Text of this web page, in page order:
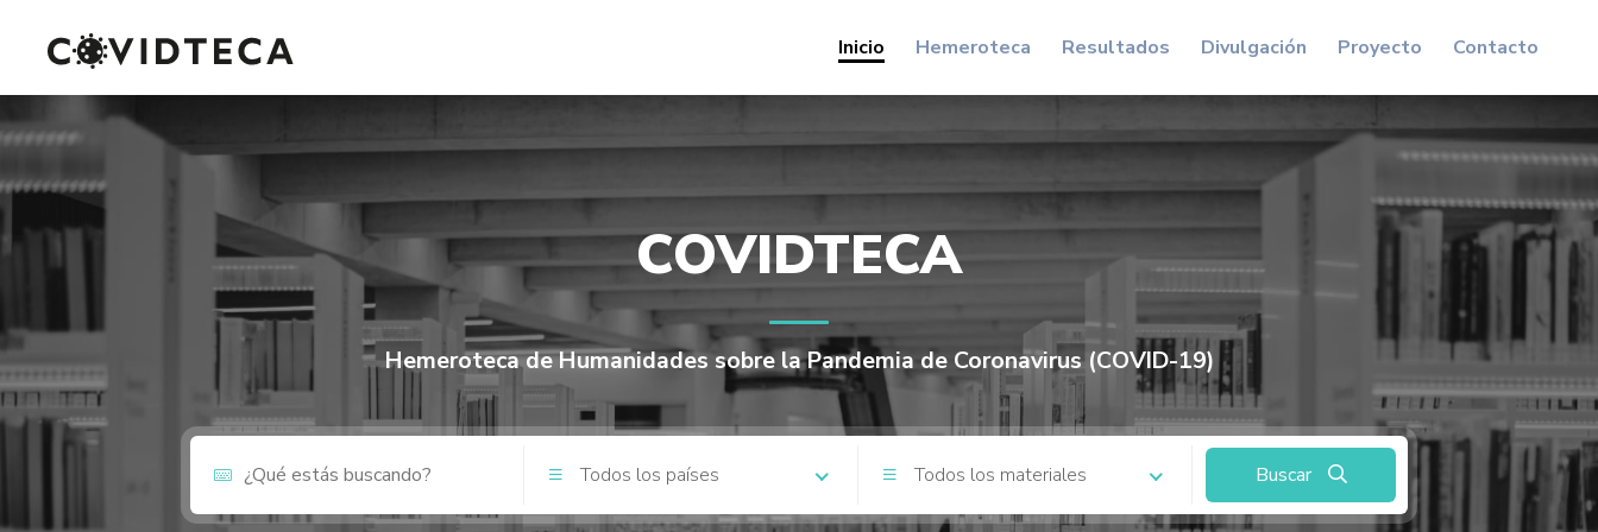
Inicio Hemeroteca Resultados Divulgación Proyecto Contacto
COVIDTECA
Hemeroteca de Humanidades sobre la Pandemia de Coronavirus (COVID-19)
Todos los países Todos los materiales Buscar